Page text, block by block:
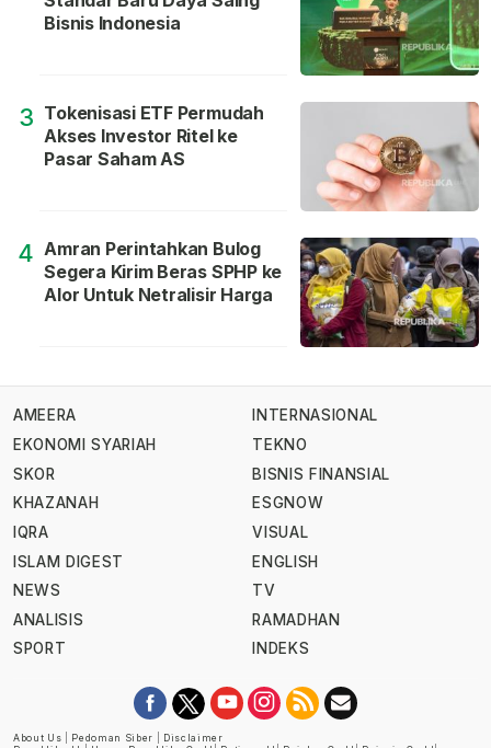
Bisnis Indonesia
3 Tokenisasi ETF Permudah
Akses Investor Ritel ke
Pasar Saham AS
4 Amran Perintahkan Bulog
Segera Kirim Beras SPHP ke
Alor Untuk Netralisir Harga
AMEERA
EKONOMI SYARIAH
SKOR
KHAZANAH
IQRA
ISLAM DIGEST
NEWS
ANALISIS
SPORT
INTERNASIONAL
TEKNO
BISNIS FINANSIAL
ESGNOW
VISUAL
ENGLISH
TV
RAMADHAN
INDEKS
About Us Pedoman Siber
Disclaimer